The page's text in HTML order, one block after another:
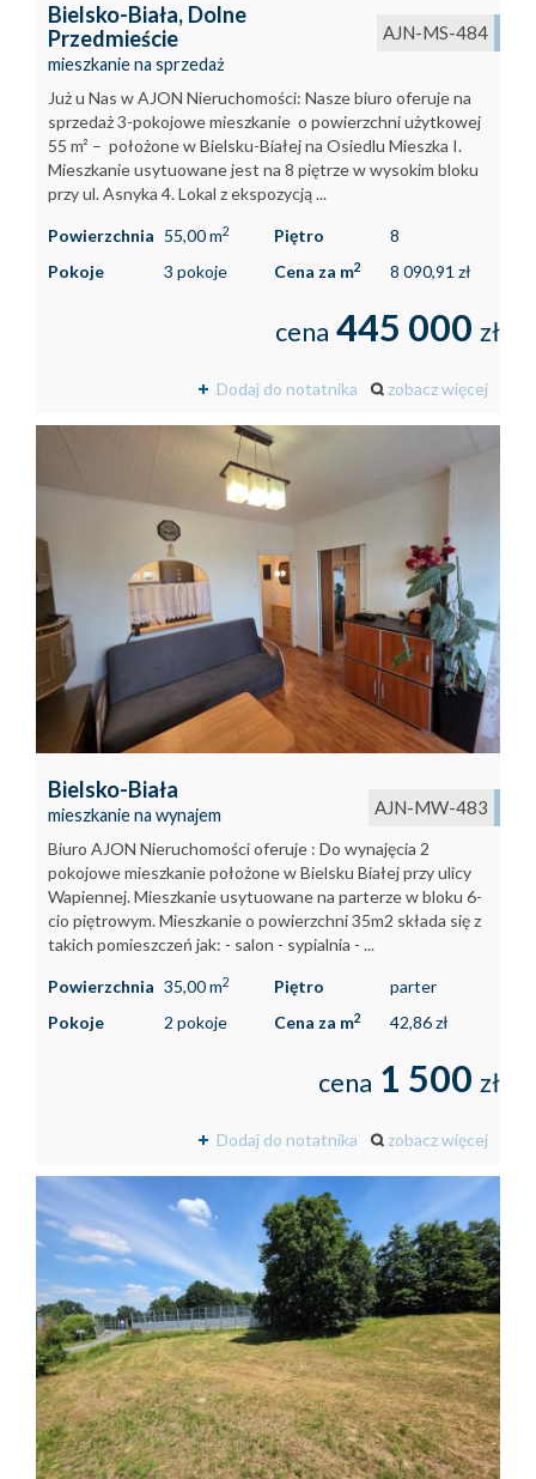
Bielsko-Biała, Dolne
Przedmieście
mieszkanie na sprzedaż
AJN-MS-484
Już u Nas w AJON Nieruchomości: Nasze biuro oferuje na
sprzedaż 3-pokojowe mieszkanie o powierzchni użytkowej
55 m² – położone w Bielsku-Białej na Osiedlu Mieszka I.
Mieszkanie usytuowane jest na 8 piętrze w wysokim bloku
przy ul. Asnyka 4. Lokal z ekspozycją ...
Powierzchnia 55,00 m2 Piętro
8
Pokoje
3 pokoje Cena za m2 8 090,91 zł
cena 445 000 zł
Dodaj do notatnika zobacz więcej
Bielsko-Biała
mieszkanie na wynajem AJN-MW-483
Biuro AJON Nieruchomości oferuje : Do wynajęcia 2
pokojowe mieszkanie położone w Bielsku Białej przy ulicy
Wapiennej. Mieszkanie usytuowane na parterze w bloku 6-
cio piętrowym. Mieszkanie o powierzchni 35m2 składa się z
takich pomieszczeń jak: - salon - sypialnia - ...
Powierzchnia 35,00 m2 Piętro
parter
Pokoje
2 pokoje Cena za m2 42,86 zł
cena 1 500 zł
Dodaj do notatnika zobacz więcej